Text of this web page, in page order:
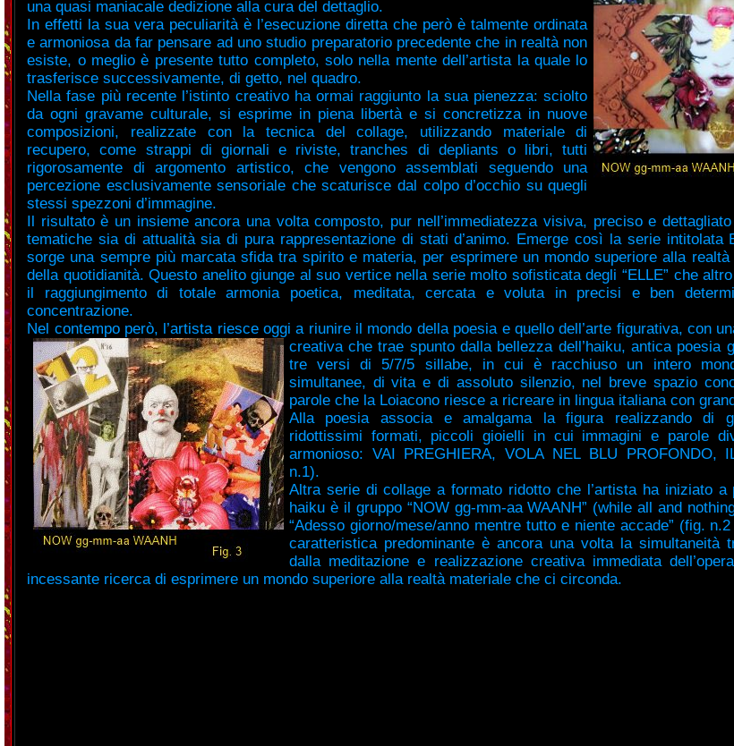
una quasi maniacale dedizione alla cura del dettaglio.
In effetti la sua vera peculiarità è l’esecuzione diretta che però è talmente ordinata
e armoniosa da far pensare ad uno studio preparatorio precedente che in realtà non
esiste, o meglio è presente tutto completo, solo nella mente dell’artista la quale lo
trasferisce successivamente, di getto, nel quadro.
Nella fase più recente l’istinto creativo ha ormai raggiunto la sua pienezza: sciolto
da ogni gravame culturale, si esprime in piena libertà e si concretizza in nuove
composizioni, realizzate con la tecnica del collage, utilizzando materiale di
recupero, come strappi di giornali e riviste, tranches di depliants o libri, tutti
rigorosamente di argomento artistico, che vengono assemblati seguendo una
percezione esclusivamente sensoriale che scaturisce dal colpo d’occhio su quegli
stessi spezzoni d’immagine.
Il risultato è un insieme ancora una volta composto, pur nell’immediatezza visiva, preciso e dettagliato
tematiche sia di attualità sia di pura rappresentazione di stati d’animo. Emerge così la serie intitolata
sorge una sempre più marcata sfida tra spirito e materia, per esprimere un mondo superiore alla realtà
della quotidianità. Questo anelito giunge al suo vertice nella serie molto sofisticata degli “ELLE” che
il raggiungimento di totale armonia poetica, meditata, cercata e voluta in precisi e ben
concentrazione.
Nel contempo però, l’artista riesce oggi a riunire il mondo della poesia e quello dell’arte figurativa, con
creativa che trae spunto dalla bellezza dell’haiku, antica poesia
tre versi di 5/7/5 sillabe, in cui è racchiuso un intero
simultanee, di vita e di assoluto silenzio, nel breve spazio
parole che la Loiacono riesce a ricreare in lingua italiana con
Alla poesia associa e amalgama la figura realizzando di
ridottissimi formati, piccoli gioielli in cui immagini e parole
armonioso: VAI PREGHIERA, VOLA NEL BLU PROFONDO,
n.1).
Altra serie di collage a formato ridotto che l’artista ha iniziato a
haiku è il gruppo “NOW gg-mm-aa WAANH” (while all and
“Adesso giorno/mese/anno mentre tutto e niente accade” (fig.
caratteristica predominante è ancora una volta la simultaneità
dalla meditazione e realizzazione creativa immediata
incessante ricerca di esprimere un mondo superiore alla realtà materiale che ci circonda.